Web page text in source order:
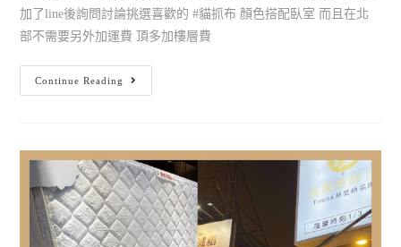
加了line後詢問討論挑選喜歡的 #貓抓布 顏色搭配臥室 而且在北
部不需要另外加運費 頂多加樓層費
Continue Reading